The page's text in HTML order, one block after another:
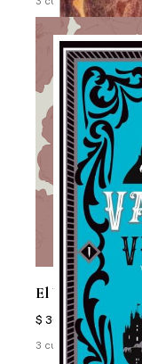
El Vurdalak Y
$ 36.000
3 cuotas sin interés